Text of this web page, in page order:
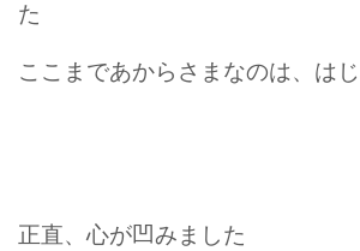
た
ここまであからさまなのは、は
正直、心が凹みました